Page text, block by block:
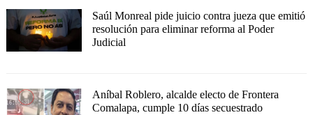
Saúl Monreal pide juicio contra jueza que emitió
resolución para eliminar reforma al Poder
Judicial
Aníbal Roblero, alcalde electo de Frontera
Comalapa, cumple 10 días secuestrado